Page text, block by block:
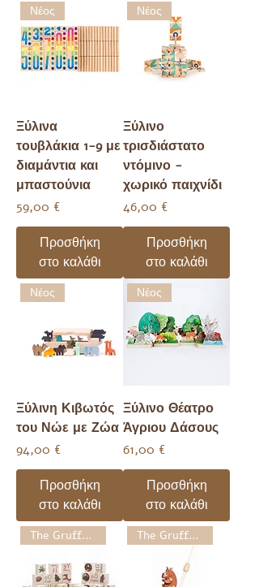
Νέος
Ξύλινα
τουβλάκια 1-9 με
διαμάντια και
μπαστούνια
Τιμή
59,00 €
Προσθήκη
στο καλάθι
Νέος
Ξύλινο
τρισδιάστατο
ντόμινο -
χωρικό παιχνίδι
Τιμή
46,00 €
Προσθήκη
στο καλάθι
Νέος
Ξύλινη Κιβωτός
του Νώε με Ζώα
Τιμή
94,00 €
Προσθήκη
στο καλάθι
Νέος
Ξύλινο Θέατρο
Άγριου Δάσους
Τιμή
61,00 €
Προσθήκη
στο καλάθι
The Gruffalo The Gruffalo